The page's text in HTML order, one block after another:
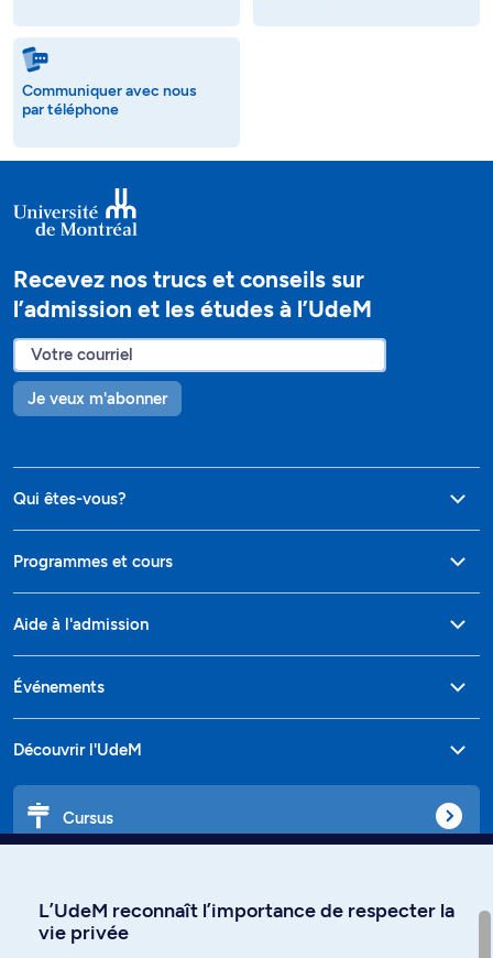
Communiquer avec nous
par téléphone
Recevez nos trucs et conseils sur
l’admission et les études à l’UdeM
Je veux m'abonner
Qui êtes-vous?
Programmes et cours
Aide à l'admission
Événements
Découvrir l'UdeM
Cursus
L’UdeM reconnaît l’importance de respecter la
vie privée